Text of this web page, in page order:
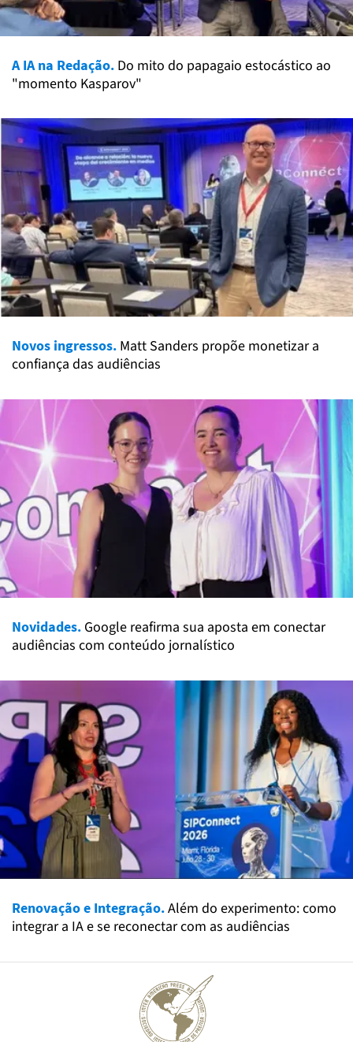
A IA na Redação. Do mito do papagaio estocástico ao
"momento Kasparov"
Novos ingressos. Matt Sanders propõe monetizar a
confiança das audiências
Novidades. Google reafirma sua aposta em conectar
audiências com conteúdo jornalístico
Renovação e Integração.Além do experimento: como
integrar a IA e se reconectar com as audiências